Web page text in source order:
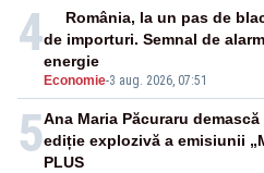
4
Economie-3 aug. 2026, 07:51
România, la un pas de
de importuri. Semnal de
energie
5Ana Maria Păcuraru
ediție explozivă a emisiunii
PLUS